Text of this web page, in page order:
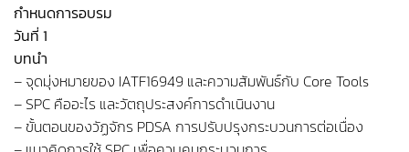
กำหนดการอบรม
วันที่ 1
บทนำ
– จุดมุ่งหมายของ IATF16949 และความสัมพันธ์กับ Core Tools
– SPC คืออะไร และวัตถุประสงค์การดำเนินงาน
– ขั้นตอนของวัฏจักร PDSA การปรับปรุงกระบวนการต่อเนื่อง